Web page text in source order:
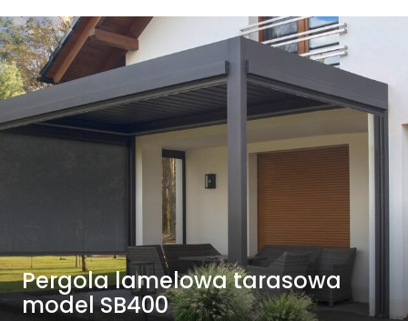
Pergola lamelowa tarasowa
model SB400